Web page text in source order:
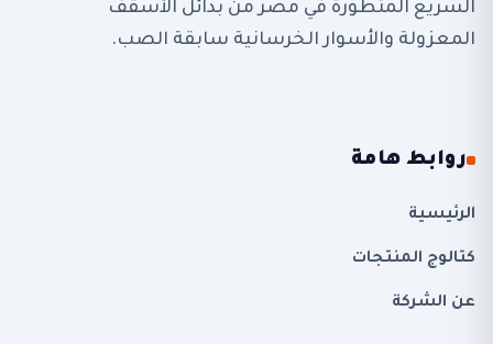
السريع المتطورة في مصر من بدائل الأسقف
المعزولة والأسوار الخرسانية سابقة الصب.
روابط هامة
الرئيسية
كتالوج المنتجات
عن الشركة